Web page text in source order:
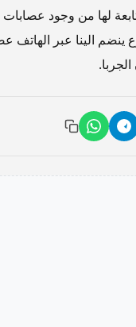
لها من وجود عصابات
ينضم الينا عبر